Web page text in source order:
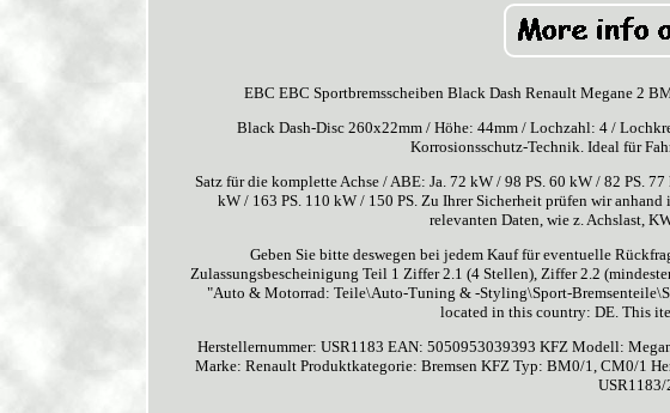
EBC EBC Sportbremsscheiben Black Dash Renault Megane 2
Black Dash-Disc 260x22mm / Höhe: 44mm / Lochzahl: 4 /
Korrosionsschutz-Technik. Ideal für
Satz für die komplette Achse / ABE: Ja. 72 kW / 98 PS. 60 kW / 82 PS.
kW / 163 PS. 110 kW / 150 PS. Zu Ihrer Sicherheit prüfen wir
relevanten Daten, wie z. Achslast,
Geben Sie bitte deswegen bei jedem Kauf für eventuelle
Zulassungsbescheinigung Teil 1 Ziffer 2.1 (4 Stellen), Ziffer 2.2
"Auto & Motorrad: Teile\Auto-Tuning & -Styling\Sport-
located in this country: DE. This
Herstellernummer: USR1183 EAN: 5050953039393 KFZ Modell:
Marke: Renault Produktkategorie: Bremsen KFZ Typ: BM0/1, CM0/1
USR1183/